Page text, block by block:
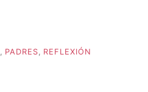
PADRES
REFLEXIÓN